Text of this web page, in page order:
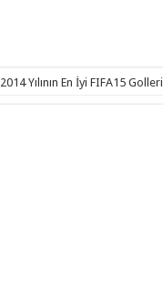
2014 Yılının En İyi FIFA15 Golleri